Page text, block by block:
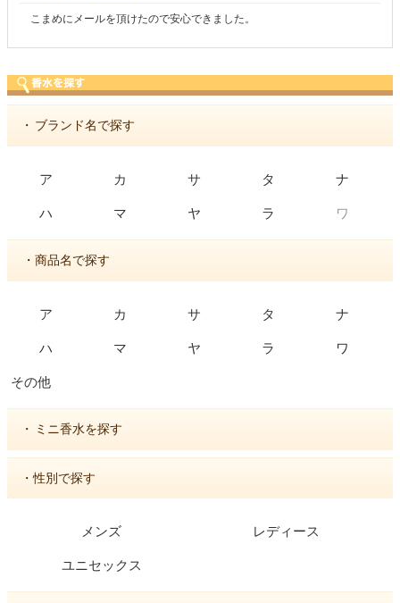
心できました。 商品が早く届いたのでよかった
・ ブランド名で探す
ア カ サ タ ナ
ハ マ ヤ ラ ワ
・商品名で探す
ア カ サ タ ナ
ハ マ ヤ ラ ワ
その他
・ ミニ香水を探す
・性別で探す
メンズ レディース
ユニセックス